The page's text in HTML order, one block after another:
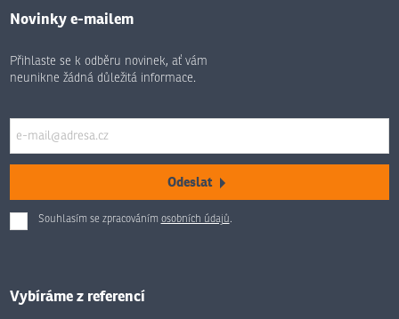
Novinky e-mailem
Přihlaste se k odběru novinek, ať vám
neunikne žádná důležitá informace.
Odeslat
Souhlasím se zpracováním osobních údajů
Formulář
odeslat.
Vybíráme z referencí